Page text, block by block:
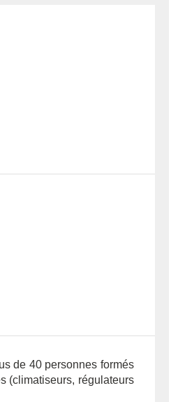
de 40 personnes formés
(climatiseurs, régulateurs